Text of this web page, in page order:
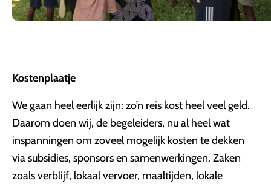
Kostenplaatje
We gaan heel eerlijk zijn: zo’n reis kost heel veel geld.
Daarom doen wij, de begeleiders, nu al heel wat
inspanningen om zoveel mogelijk kosten te dekken
via subsidies, sponsors en samenwerkingen. Zaken
zoals verblijf, lokaal vervoer, maaltijden, lokale